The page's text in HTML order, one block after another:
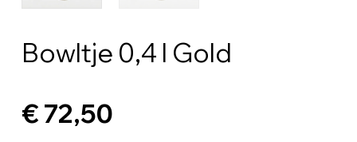
Bowltje 0,4 l Gold
€ 72,50